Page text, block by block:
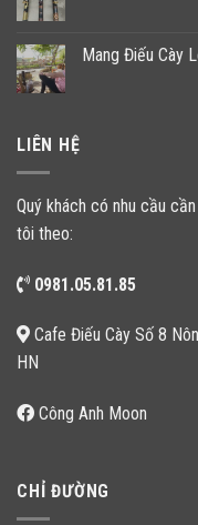
Mang Điếu Cày
LIÊN HỆ
Quý khách có nhu cầu
tôi theo:
0981.05.81.85
Cafe Điếu Cày Số 8
HN
Công Anh Moon
CHỈ ĐƯỜNG